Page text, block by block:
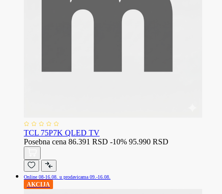
TCL 75P7K QLED TV
Posebna cena 86.391 RSD -10% 95.990 RSD
Online 08-16.08. u prodavicama 09.-16.08.
AKCIJA